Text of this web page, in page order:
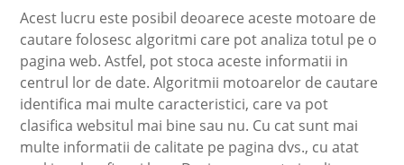
Acest lucru este posibil deoarece aceste motoare de
cautare folosesc algoritmi care pot analiza totul pe o
pagina web. Astfel, pot stoca aceste informatii in
centrul lor de date. Algoritmii motoarelor de cautare
identifica mai multe caracteristici, care va pot
clasifica websitul mai bine sau nu. Cu cat sunt mai
multe informatii de calitate pe pagina dvs., cu atat